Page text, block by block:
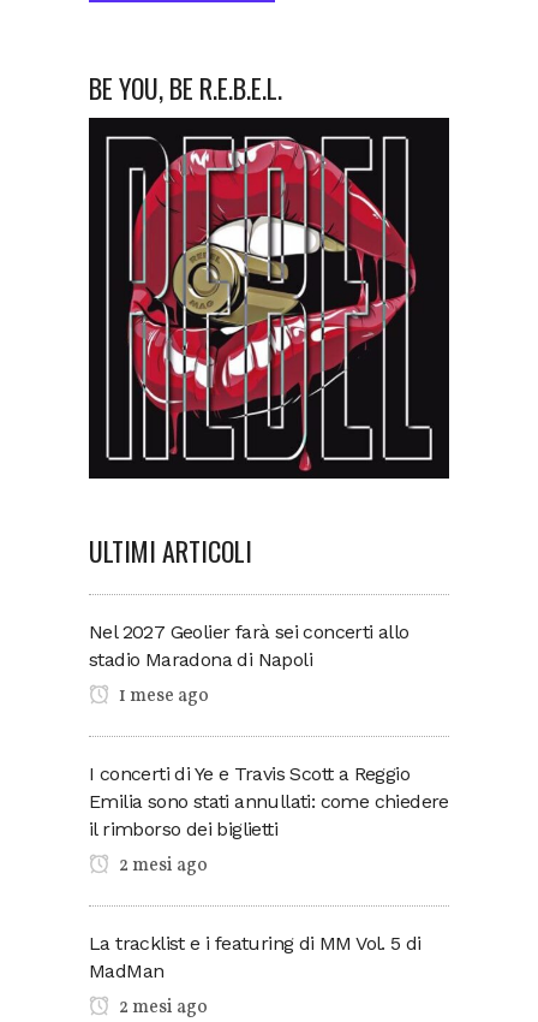
BE YOU, BE R.E.B.E.L.
ULTIMI ARTICOLI
Nel 2027 Geolier farà sei concerti allo
stadio Maradona di Napoli
1 mese ago
I concerti di Ye e Travis Scott a Reggio
Emilia sono stati annullati: come chiedere
il rimborso dei biglietti
2 mesi ago
La tracklist e i featuring di MM Vol. 5 di
MadMan
2 mesi ago